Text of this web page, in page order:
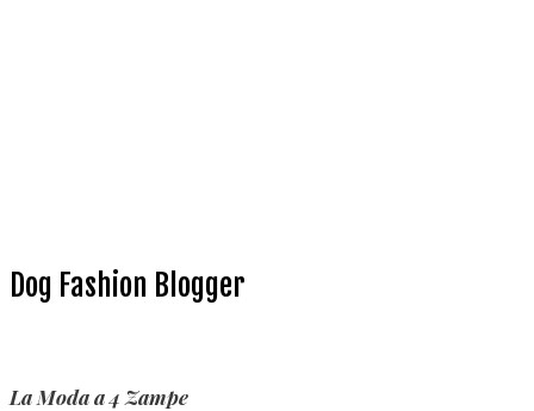
Dog Fashion Blogger
La Moda a 4 Zampe